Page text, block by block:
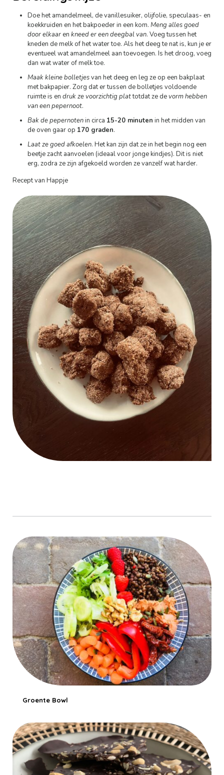
Doe het amandelmeel, de vanillesuiker, olijfolie, speculaas- en
koekkruiden en het bakpoeder in een kom. Meng alles goed
door elkaar en kneed er een deegbal van. Voeg tussen het
kneden de melk of het water toe. Als het deeg te nat is, kun je er
eventueel wat amandelmeel aan toevoegen. Is het droog, voeg
dan wat water of melk toe.
Maak kleine bolletjesvan het deeg en leg ze op een bakplaat
met bakpapier. Zorg dat er tussen de bolletjes voldoende
ruimte is en druk ze voorzichtig plattotdat ze devorm hebben
van een pepernoot.
Bak de pepernotenin circa 15-20 minuten in het midden van
de oven gaar op 170 graden.
Laat ze goed afkoelen. Het kan zijn dat ze in het begin nog een
beetje zacht aanvoelen (ideaal voor jonge kindjes). Dit is niet
erg, zodra ze zijn afgekoeld worden ze vanzelf wat harder.
Recept van Happje
Groente Bowl